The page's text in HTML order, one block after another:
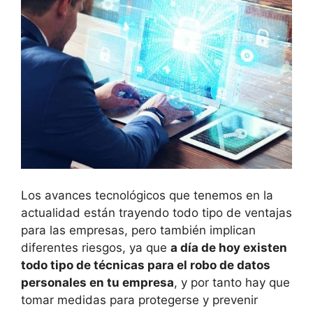
Los avances tecnológicos que tenemos en la
actualidad están trayendo todo tipo de ventajas
para las empresas, pero también implican
diferentes riesgos, ya que a día de hoy existen
todo tipo de técnicas para el robo de datos
personales en tu empresa, y por tanto hay que
tomar medidas para protegerse y prevenir